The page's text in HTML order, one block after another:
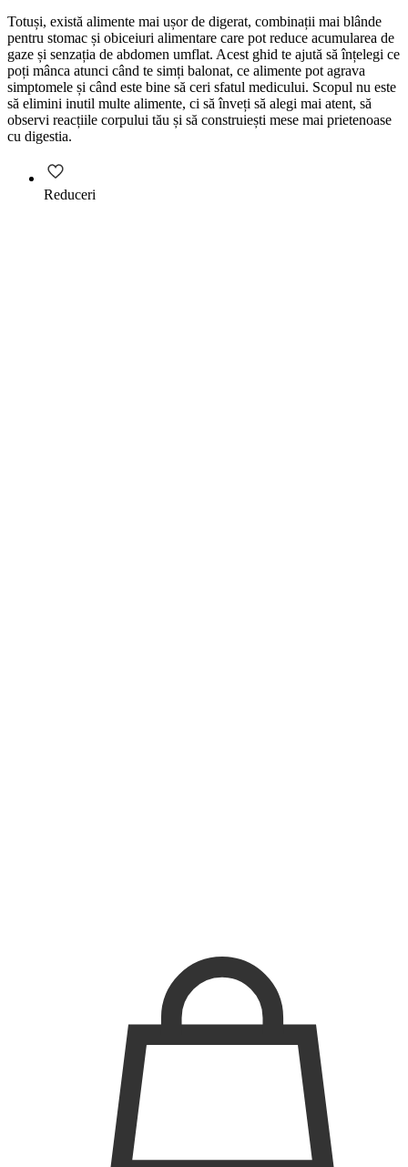
Totuși, există alimente mai ușor de digerat, combinații mai blânde
pentru stomac și obiceiuri alimentare care pot reduce acumularea de
gaze și senzația de abdomen umflat. Acest ghid te ajută să înțelegi ce
poți mânca atunci când te simți balonat, ce alimente pot agrava
simptomele și când este bine să ceri sfatul medicului. Scopul nu este
să elimini inutil multe alimente, ci să înveți să alegi mai atent, să
observi reacțiile corpului tău și să construiești mese mai prietenoase
cu digestia.
Reduceri